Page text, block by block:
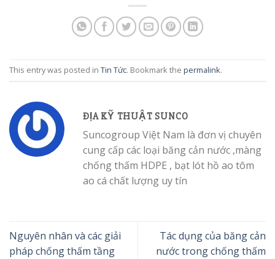
This entry was posted in Tin Tức. Bookmark the permalink.
ĐỊA KỸ THUẬT SUNCO
Suncogroup Việt Nam là đơn vị chuyên
cung cấp các loại băng cản nước ,màng
chống thấm HDPE , bạt lót hồ ao tôm
ao cá chất lượng uy tín
Nguyên nhân và các giải
pháp chống thấm tầng
Tác dụng của băng cản
nước trong chống thấm